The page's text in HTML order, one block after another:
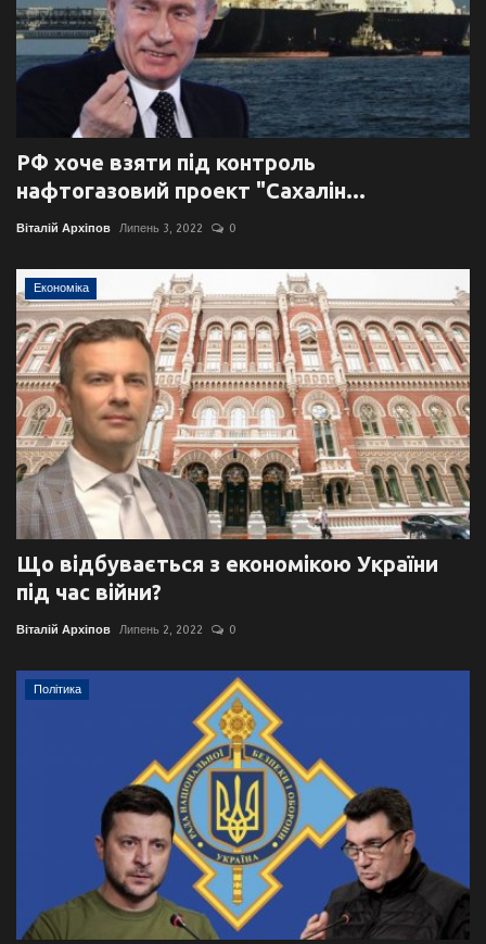
РФ хоче взяти під контроль
нафтогазовий проект "Сахалін...
Віталій Архіпов Липень 3, 2022 0
Економіка
Що відбувається з економікою України
під час війни?
Віталій Архіпов Липень 2, 2022 0
Політика